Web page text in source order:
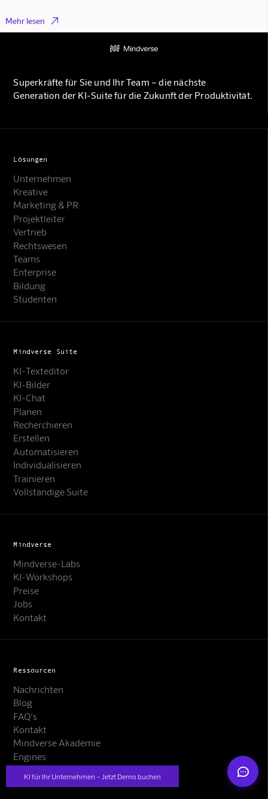
KI für Ihr Unternehmen – Jetzt Demo buchen
Online · KI-Assistent
Mehr lesen 
Superkräfte für Sie und Ihr Team – die nächste
Generation der KI-Suite für die Zukunft der Produktivität.
Lösungen
Unternehmen
Kreative
Marketing & PR
Projektleiter
Vertrieb
Rechtswesen
Teams
Enterprise
Bildung
Studenten
Mindverse Suite
KI-Texteditor
KI-Bilder
KI-Chat
Planen
Recherchieren
Erstellen
Automatisieren
Individualisieren
Trainieren
Vollständige Suite
Mindverse
Mindverse-Labs
KI-Workshops
Preise
Jobs
Kontakt
Ressourcen
Nachrichten
Blog
FAQ's
Kontakt
Mindverse Akademie
Engines
Presse
Fallstudien